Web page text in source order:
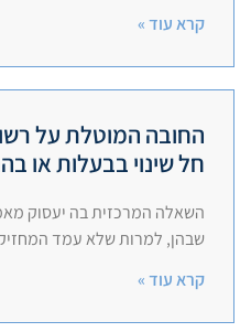
קרא עוד »
החובה המוטלת על
חל שינוי בבעלות או
השאלה המרכזית בה יעסוק
שבהן, למרות שלא עמד
קרא עוד »